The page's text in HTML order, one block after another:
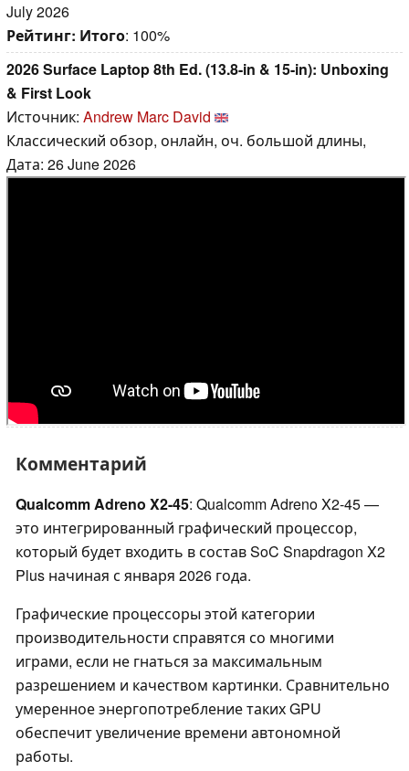
July 2026
Рейтинг: Итого: 100%
2026 Surface Laptop 8th Ed. (13.8-in & 15-in): Unboxing
& First Look
Источник: Andrew Marc David
Классический обзор, онлайн, оч. большой длины,
Дата: 26 June 2026
Комментарий
Qualcomm Adreno X2-45: Qualcomm Adreno X2-45 —
это интегрированный графический процессор,
который будет входить в состав SoC Snapdragon X2
Plus начиная с января 2026 года.
Графические процессоры этой категории
производительности справятся со многими
играми, если не гнаться за максимальным
разрешением и качеством картинки. Сравнительно
умеренное энергопотребление таких GPU
обеспечит увеличение времени автономной
работы.